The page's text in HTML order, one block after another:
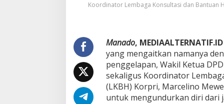
Koordinator Lembaga Konsultasi dan Bantuan
Manado, MEDIAALTERNATIF.ID
yang mengaitkan namanya
penggelapan, Wakil Ketua
sekaligus Koordinator
(LKBH) Korpri, Marcelino
untuk mengundurkan diri dari